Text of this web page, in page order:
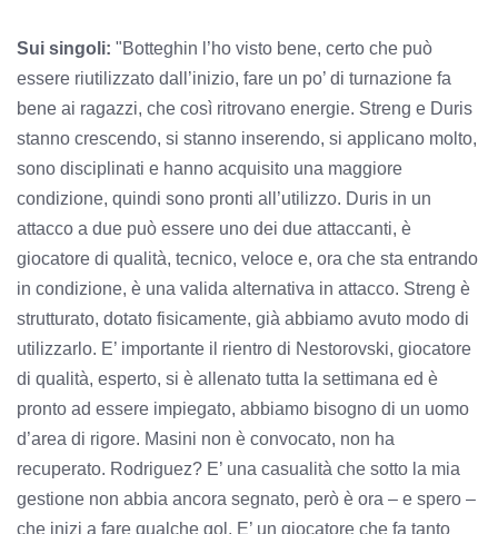
Sui singoli: "Botteghin l’ho visto bene, certo che può
essere riutilizzato dall’inizio, fare un po’ di turnazione fa
bene ai ragazzi, che così ritrovano energie. Streng e Duris
stanno crescendo, si stanno inserendo, si applicano molto,
sono disciplinati e hanno acquisito una maggiore
condizione, quindi sono pronti all’utilizzo. Duris in un
attacco a due può essere uno dei due attaccanti, è
giocatore di qualità, tecnico, veloce e, ora che sta entrando
in condizione, è una valida alternativa in attacco. Streng è
strutturato, dotato fisicamente, già abbiamo avuto modo di
utilizzarlo. E’ importante il rientro di Nestorovski, giocatore
di qualità, esperto, si è allenato tutta la settimana ed è
pronto ad essere impiegato, abbiamo bisogno di un uomo
d’area di rigore. Masini non è convocato, non ha
recuperato. Rodriguez? E’ una casualità che sotto la mia
gestione non abbia ancora segnato, però è ora – e spero –
che inizi a fare qualche gol. E’ un giocatore che fa tanto